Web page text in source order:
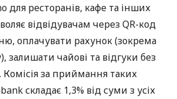
для ресторанів, кафе та інших
відвідувачам через QR-код
оплачувати рахунок (зокрема
залишати чайові та відгуки без
Комісія за приймання таких
складає 1,3% від суми з усіх